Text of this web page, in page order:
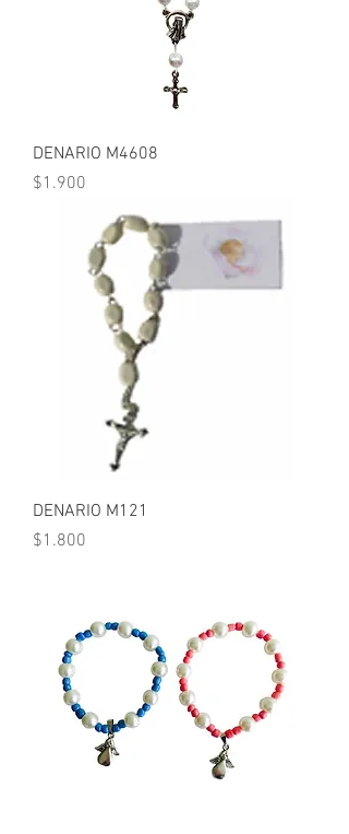
DENARIO M4608
Precio
$1.900
DENARIO M121
Precio
$1.800